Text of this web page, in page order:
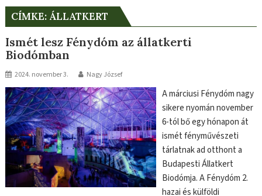
CÍMKE: ÁLLATKERT
Ismét lesz Fénydóm az állatkerti
Biodómban
2024. november 3. Nagy József
A márciusi Fénydóm nagy
sikere nyomán november
6-tól bő egy hónapon át
ismét fényművészeti
tárlatnak ad otthont a
Budapesti Állatkert
Biodómja. A Fénydóm 2.
hazai és külföldi